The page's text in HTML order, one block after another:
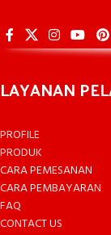
LAYANAN
PROFILE
PRODUK
CARA PEMESANAN
CARA PEMBAYARAN
FAQ
CONTACT US